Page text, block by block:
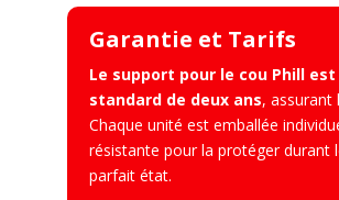
Support
pourGarantie et Tarifs
Le support pour le cou Phill
standard de deux ans, assurant
Chaque unité est emballée
résistante pour la protéger durant
parfait état.